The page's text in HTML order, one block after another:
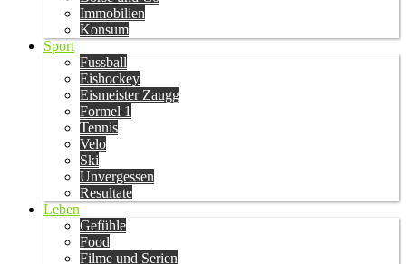
Immobilien
Konsum
Sport
Fussball
Eishockey
Eismeister Zaugg
Formel 1
Tennis
Velo
Ski
Unvergessen
Resultate
Leben
Gefühle
Food
Filme und Serien